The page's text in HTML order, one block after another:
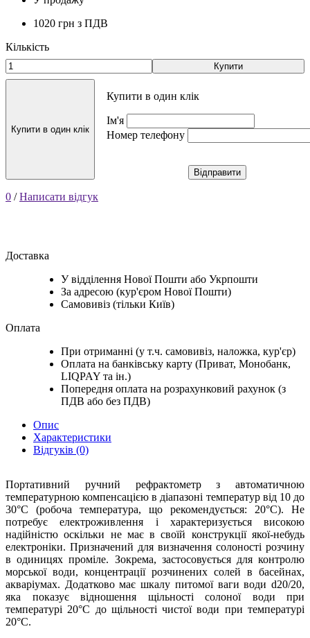
1020 грн з ПДВ
Кількість
Купити
Купити в один клік
Купити в один клік
Ім'я
Номер телефону
Відправити
0 /Написати відгук
Доставка
У відділення Нової Пошти або Укрпошти
За адресою (кур'єром Нової Пошти)
Самовивіз (тільки Київ)
Оплата
При отриманні (у т.ч. самовивіз, наложка, кур'єр)
Оплата на банківську карту (Приват, Монобанк,
LIQPAY та ін.)
Попередня оплата на розрахунковий рахунок (з
ПДВ або без ПДВ)
Опис
Характеристики
Відгуків (0)
Портативний ручний рефрактометр з автоматичною
температурною компенсацією в діапазоні температур від 10 до
30°С (робоча температура, що рекомендується: 20°С). Не
потребує електроживлення і характеризується високою
надійністю оскільки не має в своїй конструкції якої-небудь
електроніки. Призначений для визначення солоності розчину
в одиницях проміле. Зокрема, застосовується для контролю
морської води, концентрації розчинених солей в басейнах,
акваріумах. Додатково має шкалу питомої ваги води d20/20,
яка показує відношення щільності солоної води при
температурі 20°С до щільності чистої води при температурі
20°С.